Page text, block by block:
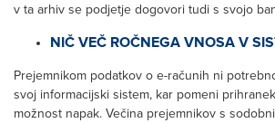
v ta arhiv se podjetje dogovori tudi s svojo
NIČ VEČ ROČNEGA VNOSA V
Prejemnikom podatkov o e-računih ni
svoj informacijski sistem, kar pomeni
možnost napak. Večina prejemnikov s